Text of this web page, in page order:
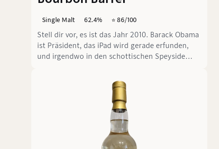
Single Malt 62.4% ⭐️ 86/100
Stell dir vor, es ist das Jahr 2010. Barack Obama
ist Präsident, das iPad wird gerade erfunden,
und irgendwo in den schottischen Speyside
hin. 14 Jahre später, im Jahr 2024, erwacht
dieser Whisky zu neuem Leben – mit 62,4% Vol.
und einer Geschichte zu erzählen, die uns auf
eine Reise zwischen Kontinenten und
Geschmackswelten mitnimmt.